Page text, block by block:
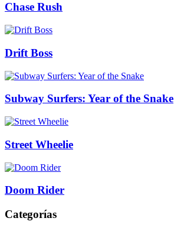
Chase Rush
Drift Boss
Subway Surfers: Year of the Snake
Street Wheelie
Doom Rider
Categorías